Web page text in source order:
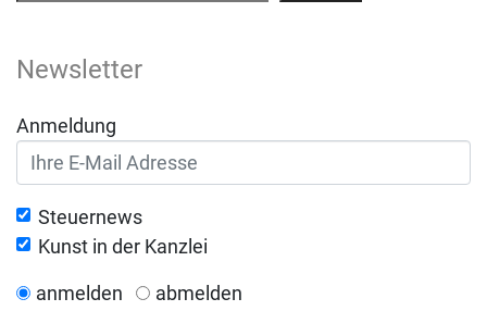
Newsletter
Anmeldung
Steuernews
Kunst in der Kanzlei
anmelden abmelden